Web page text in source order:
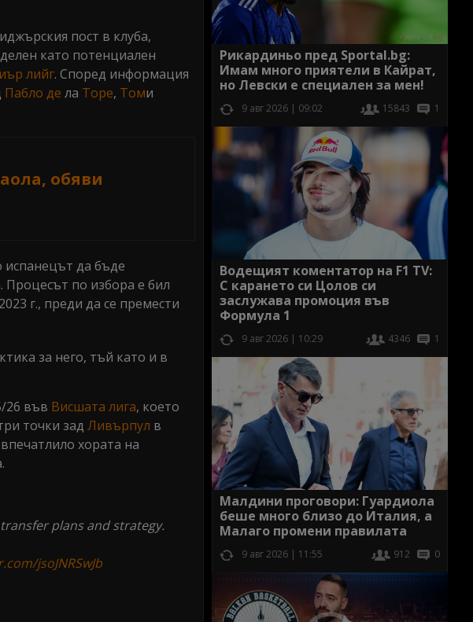
пост в клуба,
като потенциален
лийг. Според информация
Пабло де ла Торе, Томи
обяви
испанецът да бъде
Процесът по избора е бил
г., преди да се премести
за него, тъй като и в
26 във Висшата лига, което
точки зад Ливърпул в
хората на
plans and strategy.
jsoJNRSwJb
Рикардиньо пред Sportal.bg:
Имам много приятели в Кайрат,
но Левски е специален за мен!
9 авг 2026 | 09:02 15843 1
Водещият коментатор на F1 TV:
С карането си Цолов си
заслужава промоция във
Формула 1
9 авг 2026 | 10:29 4346 1
Малдини проговори: Гуардиола
беше много близо до Италия, а
Малаго промени правилата
9 авг 2026 | 11:55 912 0